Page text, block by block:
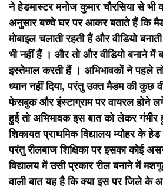
ने हेडमास्टर मनोज कुमार चौरसिया से भी
अनुसार बच्चे घर पर आकर बताते हैं कि
मोबाइल चलाती रहती हैं और वीडियो
भी नहीं हैं । और तो और वीडियो बनाने में
इस्तेमाल करती हैं । अभिभावकों ने पहले
ध्यान नहीं दिया, परंतु उक्त मैडम की कुछ
फेसबुक और इंस्टाग्राम पर वायरल होने
हुई तो अभिभावक इस बात को लेकर
शिकायत प्राथमिक विद्यालय म्योहर के
परंतु रीलबाज शिक्षिका पर इसका कोई
विद्यालय में उसी प्रकार रील बनाने में
वाली बात यह है कि क्या इस पर जिले के